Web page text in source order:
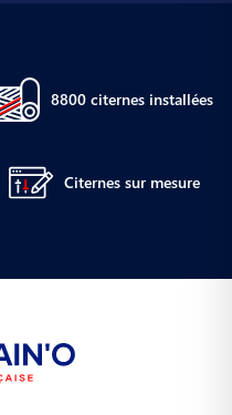
8800 citernes installées
Citernes sur mesure